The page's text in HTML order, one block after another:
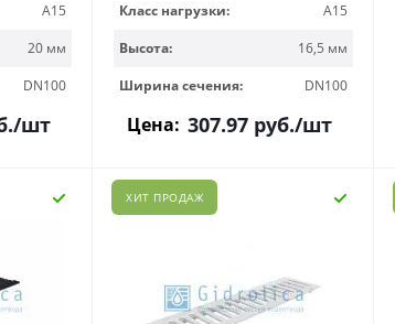
A15
20 мм
DN100
/шт
Класс нагрузки:
A15
Высота:
16,5 мм
Ширина сечения:
DN100
Цена: 307.97 руб./шт
ХИТ ПРОДАЖ